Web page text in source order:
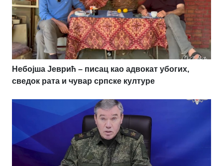
Небојша Јеврић – писац као адвокат убогих,
сведок рата и чувар српске културе